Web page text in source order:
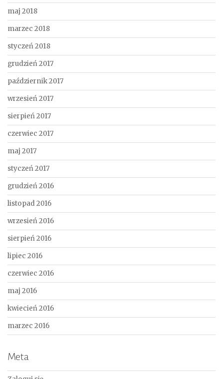
maj 2018
marzec 2018
styczeń 2018
grudzień 2017
październik 2017
wrzesień 2017
sierpień 2017
czerwiec 2017
maj 2017
styczeń 2017
grudzień 2016
listopad 2016
wrzesień 2016
sierpień 2016
lipiec 2016
czerwiec 2016
maj 2016
kwiecień 2016
marzec 2016
Meta